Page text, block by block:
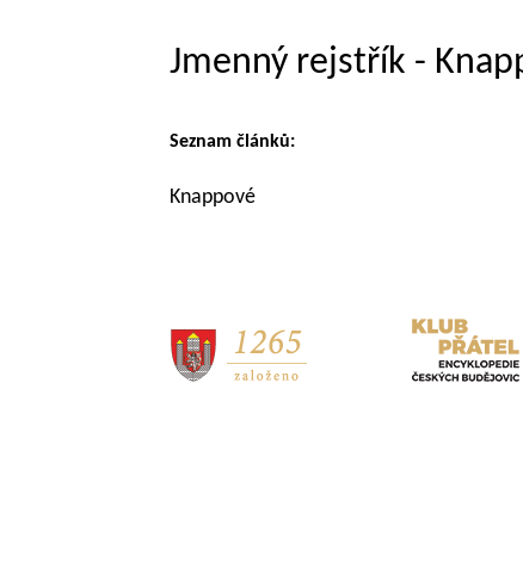
Jmenný rejstřík -
Seznam článků:
Knappové